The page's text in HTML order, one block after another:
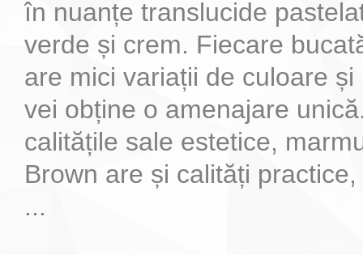
în nuanțe translucide
verde și crem. Fiecare
are mici variații de culoare
vei obține o amenajare
calitățile sale estetice,
Brown are și calități
...